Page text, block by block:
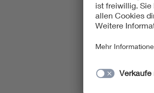
erfolgreicher
finden Sie den
Bitte beachten
VDE genutzt und